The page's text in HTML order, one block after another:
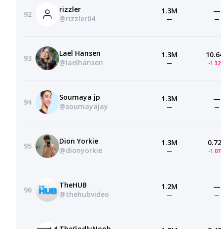
92
rizzler
@rizzler04
1.3M
—
—
—
93
Lael Hansen
@laelhansen
1.3M
— -
94
Soumaya jp
@soumayajay
1.3M
—
—
—
95
Dion Yorkie
@dionyorkie
1.3M
— -
96
TheHUB
@thehubvideo
1.2M
—
—
—